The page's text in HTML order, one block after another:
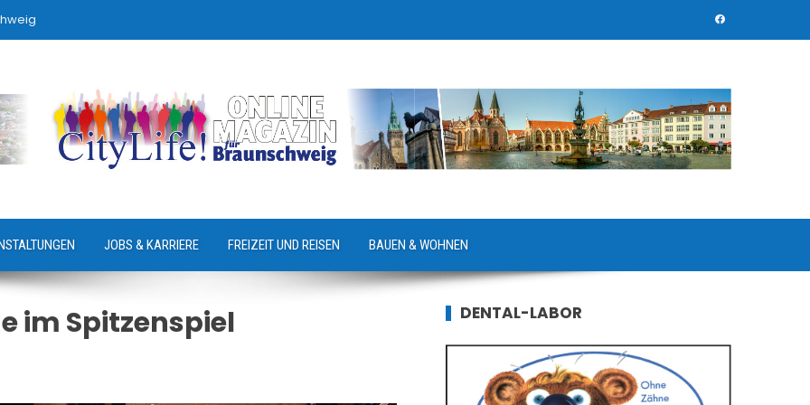
JOBS & KARRIERE FREIZEIT UND REISEN BAUEN & WOHNEN
im Spitzenspiel DENTAL-LABOR